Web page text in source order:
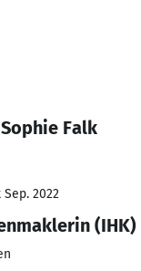
Falk
2022
(IHK)